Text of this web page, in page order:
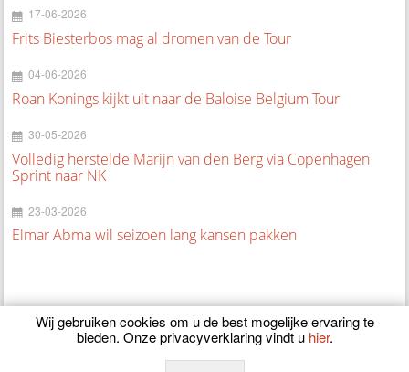
17-06-2026
Frits Biesterbos mag al dromen van de Tour
04-06-2026
Roan Konings kijkt uit naar de Baloise Belgium Tour
30-05-2026
Volledig herstelde Marijn van den Berg via Copenhagen
Sprint naar NK
23-03-2026
Elmar Abma wil seizoen lang kansen pakken
Wij gebruiken cookies om u de best mogelijke ervaring te
bieden. Onze privacyverklaring vindt u hier.